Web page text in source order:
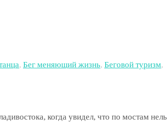
, Бег меняющий жизнь, Беговой туризм,
когда увидел, что по мостам